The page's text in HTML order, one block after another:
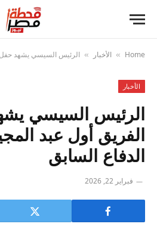
Home
» الأخبار » الرئيس السيسي يشهد حفل تكريم
الأخبار
الرئيس السيسي
الفريق أول عبد
الدفاع السابق
فبراير 22, 2026